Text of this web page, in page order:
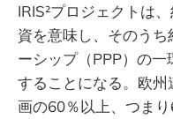
IRIS²プロジェクトは
資を意味し、そのう
ーシップ（PPP）の
することになる。欧
画の60％以上、つま